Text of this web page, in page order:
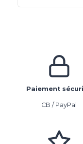
Paiement
CB / PayPal